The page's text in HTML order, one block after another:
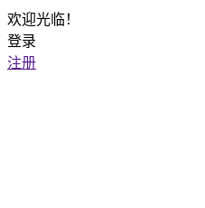
欢迎光临！
登录
注册